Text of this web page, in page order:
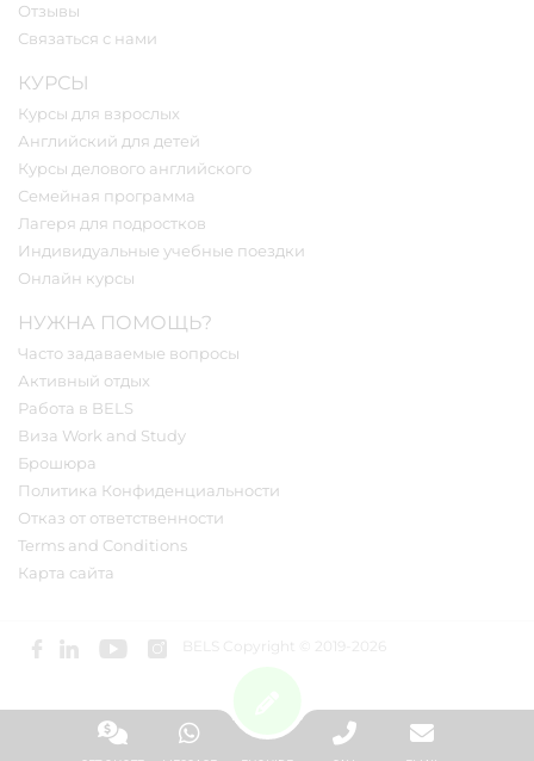
Отзывы
Связаться с нами
КУРСЫ
Курсы для взрослых
Английский для детей
Курсы делового английского
Семейная программа
Лагеря для подростков
Индивидуальные учебные поездки
Онлайн курсы
НУЖНА ПОМОЩЬ?
Часто задаваемые вопросы
Активный отдых
Работа в BELS
Виза Work and Study
Брошюра
Политика Конфиденциальности
Отказ от ответственности
Terms and Conditions
Карта сайта
BELS Copyright © 2019-2026